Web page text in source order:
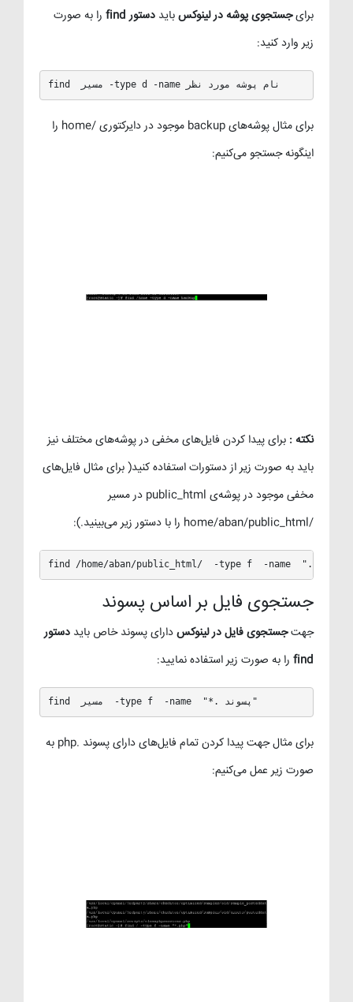
برایجستجوی پوشه در لینوکسباید دستور find
را به صورت
زیر وارد کنید:
find  مسیر -type d -name نام پوشه مورد نظر
برای مثال پوشه‌های backup موجود در دایرکتوری /home را
اینگونه جستجو می‌کنیم:
نکته : برای پیدا کردن فایل‌های مخفی در پوشه‌های مختلف نیز
باید به صورت زیر از دستورات استفاده کنید( برای مثال فایل‌های
مخفی موجود در پوشه‌ی public_html در مسیر
/home/aban/public_html را با دستور زیر می‌بینید.):
find /home/aban/public_html/  -type f  -name  ".*"
جستجوی فایل بر اساس پسوند
جهتجستجوی فایل در لینوکسدارای پسوند خاص باید دستور
find را به صورت زیر استفاده نمایید:
find  مسیر  -type f  -name  "*. پسوند"
برای مثال جهت پیدا کردن تمام فایل‌های دارای پسوند .php به
صورت زیر عمل می‌کنیم: